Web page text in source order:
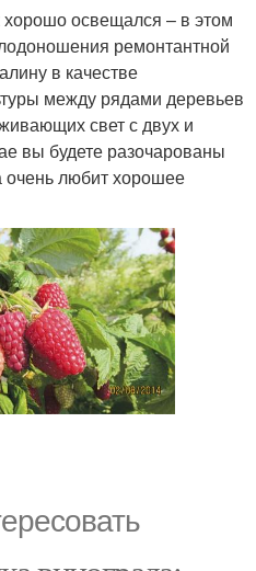
освещался – в этом
ремонтантной
в качестве
между рядами деревьев
свет с двух и
вы будете разочарованы
любит хорошее